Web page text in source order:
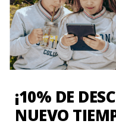
VALORACIONES
No hay valoraciones aún.
Sé el primero en
uniforme Santa
¡10% DE
NUEVO